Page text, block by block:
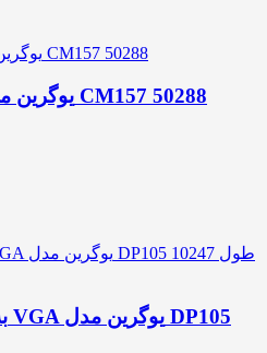
تبدیل HDMI به VGA یوگرین مدل CM157 50288